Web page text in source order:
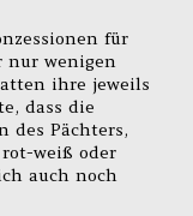
für
nur wenigen
ihre jeweils
dass die
des Pächters,
weiß oder
auch noch